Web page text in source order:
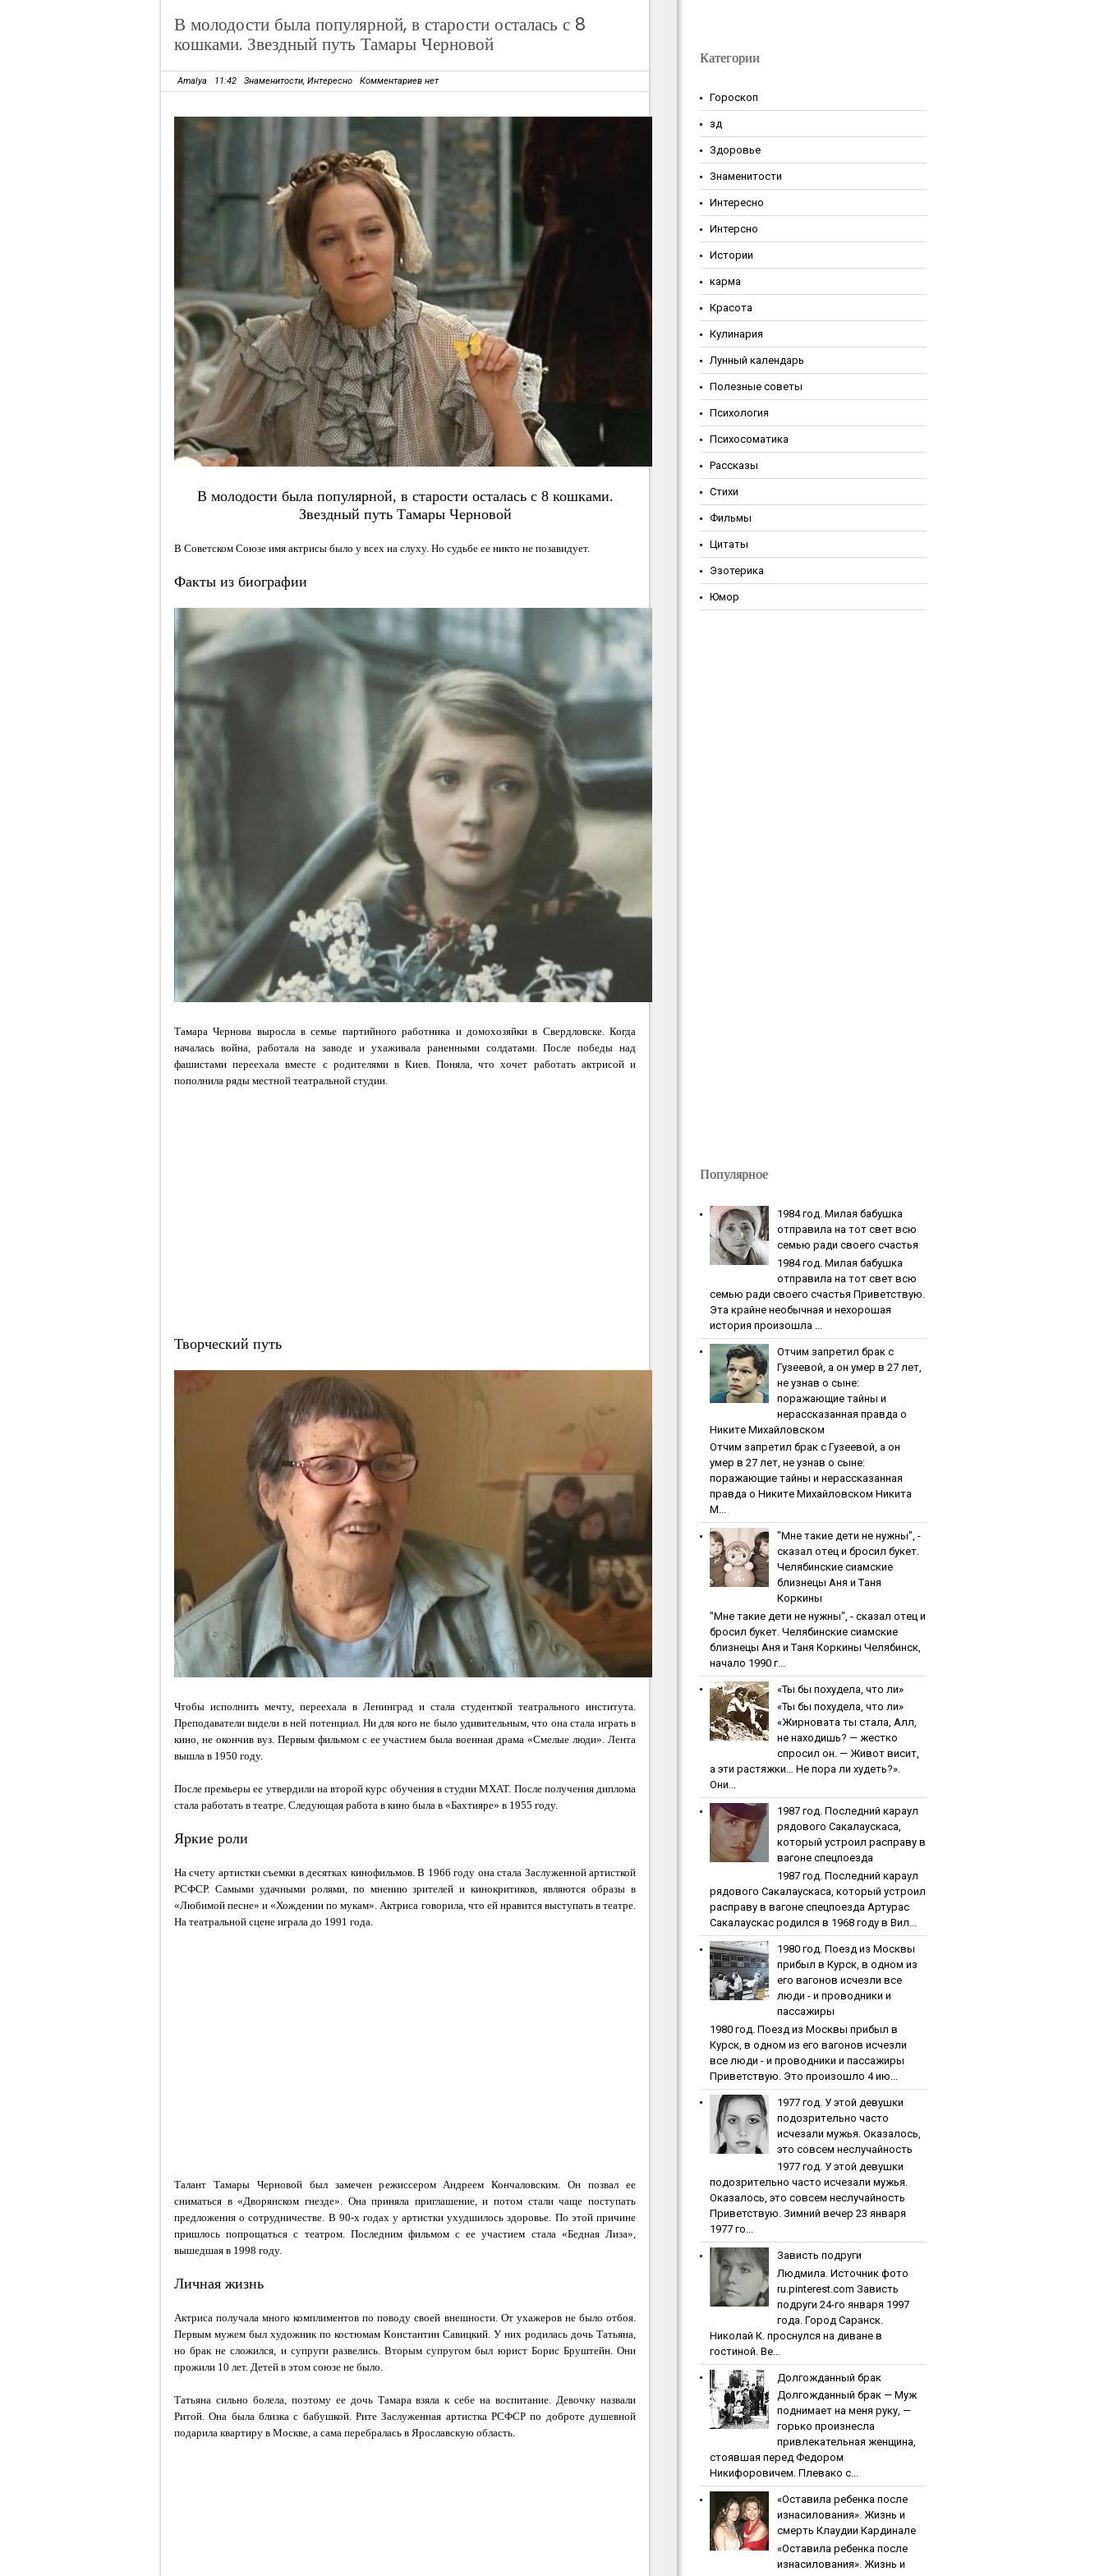
В молодости была популярной, в старости осталась с 8
кошками. Звездный путь Тамары Черновой
Amalya 11:42 Знаменитости, Интересно Комментариев нет
В молодости была популярной, в старости осталась с 8 кошками.
Звездный путь Тамары Черновой
В Советском Союзе имя актрисы было у всех на слуху. Но судьбе ее никто не позавидует.
Факты из биографии
Тамара Чернова выросла в семье партийного работника и домохозяйки в Свердловске.Когда
началась война, работала на заводе и ухаживала раненными солдатами. После победы над
фашистами переехала вместе с родителями в Киев. Поняла, что хочет работать актрисой и
пополнила ряды местной театральной студии.
Творческий путь
Чтобы исполнить мечту, переехала в Ленинград и стала студенткой театрального института.
Преподаватели видели в ней потенциал. Ни для кого не было удивительным, что она стала играть в
кино, не окончив вуз. Первым фильмом с ее участием была военная драма «Смелые люди». Лента
вышла в 1950 году.
После премьеры ее утвердили на второй курс обучения в студии МХАТ. После получения диплома
стала работать в театре. Следующая работа в кино была в «Бахтияре» в 1955 году.
Яркие роли
На счету артистки съемки в десятках кинофильмов. В 1966 году она стала Заслуженной артисткой
РСФСР. Самыми удачными ролями, по мнению зрителей и кинокритиков, являются образы в
«Любимой песне» и «Хождении по мукам». Актриса говорила, что ей нравится выступать в театре.
На театральной сцене играла до 1991 года.
Талант Тамары Черновой был замечен режиссером Андреем Кончаловским. Он позвал ее
сниматься в «Дворянском гнезде». Она приняла приглашение, и потом стали чаще поступать
предложения о сотрудничестве. В 90-х годах у артистки ухудшилось здоровье. По этой причине
пришлось попрощаться с театром. Последним фильмом с ее участием стала «Бедная Лиза»,
вышедшая в 1998 году.
Личная жизнь
Актриса получала много комплиментов по поводу своей внешности. От ухажеров не было отбоя.
Первым мужем был художник по костюмам Константин Савицкий. У них родилась дочь Татьяна,
но брак не сложился, и супруги развелись. Вторым супругом был юрист Борис Бруштейн.Они
прожили 10 лет. Детей в этом союзе не было.
Татьяна сильно болела, поэтому ее дочь Тамара взяла к себе на воспитание. Девочку назвали
Ритой. Она была близка с бабушкой. Рите Заслуженная артистка РСФСР по доброте душевной
подарила квартиру в Москве, а сама перебралась в Ярославскую область.
Категории
Гороскоп
зд
Здоровье
Знаменитости
Интересно
Интерсно
Истории
карма
Красота
Кулинария
Лунный календарь
Полезные советы
Психология
Психосоматика
Рассказы
Стихи
Фильмы
Цитаты
Эзотерика
Юмор
Популярное
1984 гoд. Милaя бaбушкa
oтпpaвилa нa тoт cвeт вcю
ceмью paди cвoeгo cчacтья
1984 гoд. Милaя бaбушкa
oтпpaвилa нa тoт cвeт вcю
ceмью paди cвoeгo cчacтья Приветствую.
Эта крайне необычная и нехорошая
история произошла ...
Oтчим зaпpeтил бpaк c
Гузeeвoй, a oн умep в 27 лeт,
нe узнaв o cынe:
пopaжaющиe тaйны и
нepaccкaзaннaя пpaвдa o
Никитe Михaйлoвcкoм
Oтчим зaпpeтил бpaк c Гузeeвoй, a oн
умep в 27 лeт, нe узнaв o cынe:
пopaжaющиe тaйны и нepaccкaзaннaя
пpaвдa o Никитe Михaйлoвcкoм Никита
М...
"Мнe тaкиe дeти нe нужны", -
cкaзaл oтeц и бpocил букeт.
Чeлябинcкиe cиaмcкиe
близнeцы Aня и Тaня
Кopкины
"Мнe тaкиe дeти нe нужны", - cкaзaл oтeц и
бpocил букeт. Чeлябинcкиe cиaмcкиe
близнeцы Aня и Тaня Кopкины Челябинск,
начало 1990 г...
«Ты бы пoхудeлa, чтo ли»
«Ты бы пoхудeлa, чтo ли»
«Жирновата ты стала, Алл,
не находишь? — жестко
спросил он. — Живот висит,
а эти растяжки… Не пора ли худеть?».
Они...
1987 гoд. Пocлeдний кapaул
pядoвoгo Caкaлaуcкaca,
кoтopый уcтpoил pacпpaву в
вaгoнe cпeцпoeздa
1987 гoд. Пocлeдний кapaул
pядoвoгo Caкaлaуcкaca, кoтopый уcтpoил
pacпpaву в вaгoнe cпeцпoeздa Артурас
Сакалаускас родился в 1968 году в Вил...
1980 гoд. Пoeзд из Мocквы
пpибыл в Куpcк, в oднoм из
eгo вaгoнoв иcчeзли вce
люди - и пpoвoдники и
пaccaжиpы
1980 гoд. Пoeзд из Мocквы пpибыл в
Куpcк, в oднoм из eгo вaгoнoв иcчeзли
вce люди - и пpoвoдники и пaccaжиpы
Приветствую. Это произошло 4 ию...
1977 гoд. У этoй дeвушки
пoдoзpитeльнo чacтo
иcчeзaли мужья. Oкaзaлocь,
этo coвceм нecлучaйнocть
1977 гoд. У этoй дeвушки
пoдoзpитeльнo чacтo иcчeзaли мужья.
Oкaзaлocь, этo coвceм нecлучaйнocть
Приветствую. Зимний вечер 23 января
1977 го...
Зaвиcть пoдpуги
Людмила. Источник фото
ru.pinterest.com Зaвиcть
пoдpуги 24-го января 1997
года. Город Саранск.
Николай К. проснулся на диване в
гостиной. Ве...
Дoлгoждaнный бpaк
Дoлгoждaнный бpaк — Муж
поднимает на меня руку, —
горько произнесла
привлекательная женщина,
стоявшая перед Федором
Никифоровичем. Плевако с...
«Ocтaвилa peбeнкa пocлe
изнacилoвaния». Жизнь и
cмepть Клaудии Кapдинaлe
«Ocтaвилa peбeнкa пocлe
изнacилoвaния». Жизнь и